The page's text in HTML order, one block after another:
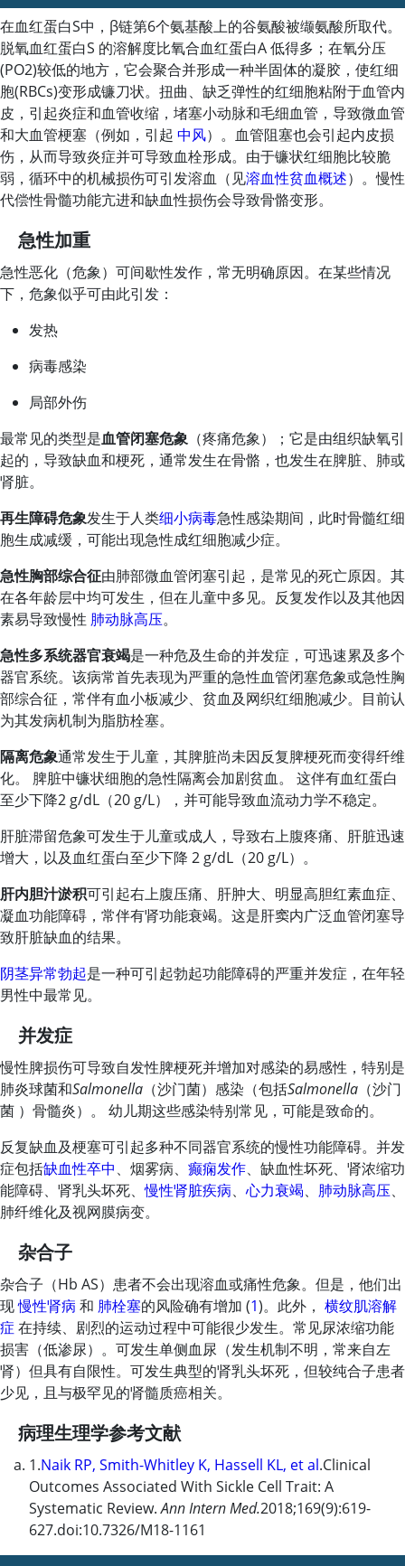
在血红蛋白S中，β链第6个氨基酸上的谷氨酸被缬氨酸所取代。
脱氧血红蛋白S 的溶解度比氧合血红蛋白A 低得多；在氧分压
(PO2)较低的地方，它会聚合并形成一种半固体的凝胶，使红细
胞(RBCs)变形成镰刀状。扭曲、缺乏弹性的红细胞粘附于血管内
皮，引起炎症和血管收缩，堵塞小动脉和毛细血管，导致微血管
和大血管梗塞（例如，引起 中风）。血管阻塞也会引起内皮损
伤，从而导致炎症并可导致血栓形成。由于镰状红细胞比较脆
弱，循环中的机械损伤可引发溶血（见溶血性贫血概述）。慢性
代偿性骨髓功能亢进和缺血性损伤会导致骨骼变形。
急性加重
急性恶化（危象）可间歇性发作，常无明确原因。在某些情况
下，危象似乎可由此引发：
发热
病毒感染
局部外伤
最常见的类型是血管闭塞危象 （疼痛危象）；它是由组织缺氧引
起的，导致缺血和梗死，通常发生在骨骼，也发生在脾脏、肺或
肾脏。
再生障碍危象发生于人类细小病毒急性感染期间，此时骨髓红细
胞生成减缓，可能出现急性成红细胞减少症。
急性胸部综合征由肺部微血管闭塞引起，是常见的死亡原因。其
在各年龄层中均可发生，但在儿童中多见。反复发作以及其他因
素易导致慢性 肺动脉高压。
急性多系统器官衰竭是一种危及生命的并发症，可迅速累及多个
器官系统。该病常首先表现为严重的急性血管闭塞危象或急性胸
部综合征，常伴有血小板减少、贫血及网织红细胞减少。目前认
为其发病机制为脂肪栓塞。
隔离危象通常发生于儿童，其脾脏尚未因反复脾梗死而变得纤维
化。 脾脏中镰状细胞的急性隔离会加剧贫血。 这伴有血红蛋白
至少下降2 g/dL（20 g/L），并可能导致血流动力学不稳定。
肝脏滞留危象可发生于儿童或成人，导致右上腹疼痛、肝脏迅速
增大，以及血红蛋白至少下降 2 g/dL（20 g/L）。
肝内胆汁淤积可引起右上腹压痛、肝肿大、明显高胆红素血症、
凝血功能障碍，常伴有肾功能衰竭。这是肝窦内广泛血管闭塞导
致肝脏缺血的结果。
阴茎异常勃起是一种可引起勃起功能障碍的严重并发症，在年轻
男性中最常见。
并发症
慢性脾损伤可导致自发性脾梗死并增加对感染的易感性，特别是
肺炎球菌和Salmonella （沙门菌）感染（包括Salmonella （沙门
菌 ）骨髓炎）。 幼儿期这些感染特别常见，可能是致命的。
反复缺血及梗塞可引起多种不同器官系统的慢性功能障碍。并发
症包括缺血性卒中、烟雾病、 癫痫发作、缺血性坏死、肾浓缩功
能障碍、肾乳头坏死、慢性肾脏疾病、 心力衰竭、 肺动脉高压、
肺纤维化及视网膜病变。
杂合子
杂合子（Hb AS）患者不会出现溶血或痛性危象。但是，他们出
现慢性肾病 和 肺栓塞的风险确有增加 (1)。此外， 横纹肌溶解
症 在持续、剧烈的运动过程中可能很少发生。常见尿浓缩功能
损害（低渗尿）。可发生单侧血尿（发生机制不明，常来自左
肾）但具有自限性。可发生典型的肾乳头坏死，但较纯合子患者
少见，且与极罕见的肾髓质癌相关。
病理生理学参考文献
1.Naik RP, Smith-Whitley K, Hassell KL, et al.Clinical
Outcomes Associated With Sickle Cell Trait: A
Systematic Review.Ann Intern Med.2018;169(9):619-
627.doi:10.7326/M18-1161